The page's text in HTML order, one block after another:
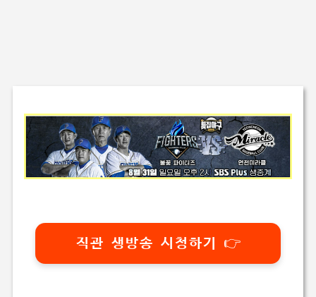
직관 생방송 시청하기 👉